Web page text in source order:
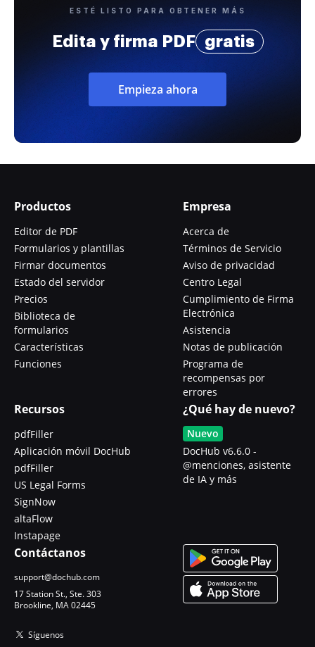
ESTÉ LISTO PARA OBTENER MÁS
Edita y firma PDF gratis
Empieza ahora
Productos
Editor de PDF
Formularios y plantillas
Firmar documentos
Estado del servidor
Precios
Biblioteca de
formularios
Características
Funciones
Empresa
Acerca de
Términos de Servicio
Aviso de privacidad
Centro Legal
Cumplimiento de Firma
Electrónica
Asistencia
Notas de publicación
Programa de
recompensas por
errores
Recursos
pdfFiller
Aplicación móvil DocHub
pdfFiller
US Legal Forms
SignNow
altaFlow
Instapage
¿Qué hay de nuevo?
Nuevo
DocHub v6.6.0 -
@menciones, asistente
de IA y más
Contáctanos
support@dochub.com
17 Station St., Ste. 303
Brookline, MA 02445
Síguenos